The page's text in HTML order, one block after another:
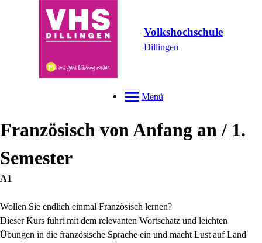
Volkshochschule
Dillingen
Menü
Französisch von Anfang an / 1.
Semester
A1
Wollen Sie endlich einmal Französisch lernen?
Dieser Kurs führt mit dem relevanten Wortschatz und leichten
Übungen in die französische Sprache ein und macht Lust auf Land